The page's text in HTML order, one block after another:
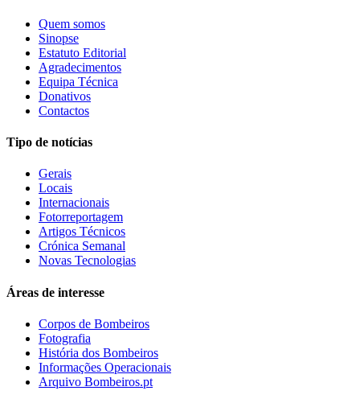
Quem somos
Sinopse
Estatuto Editorial
Agradecimentos
Equipa Técnica
Donativos
Contactos
Tipo de notícias
Gerais
Locais
Internacionais
Fotorreportagem
Artigos Técnicos
Crónica Semanal
Novas Tecnologias
Áreas de interesse
Corpos de Bombeiros
Fotografia
História dos Bombeiros
Informações Operacionais
Arquivo Bombeiros.pt